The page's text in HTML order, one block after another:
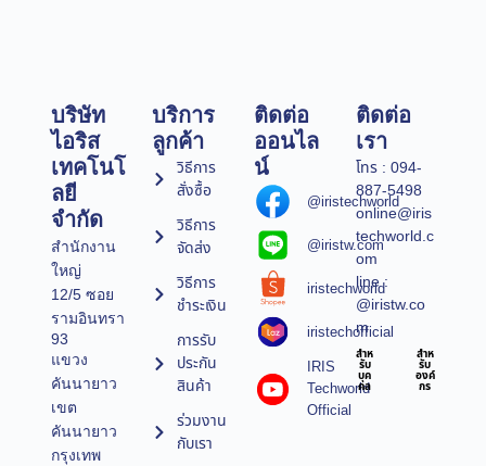
บริษัท
ไอริส
เทคโนโ
ลยี
จำกัด
สำนักงาน
ใหญ่
12/5 ซอย
รามอินทรา
93
แขวง
คันนายาว
เขต
คันนายาว
กรุงเทพ
บริการ
ลูกค้า
วิธีการ
สั่งซื้อ
วิธีการ
จัดส่ง
วิธีการ
ชำระเงิน
การรับ
ประกัน
สินค้า
ร่วมงาน
กับเรา
ติดต่อ
ออนไล
น์
@iristechworld
@iristw.com
iristechworld
iristechofficial
IRIS
Techworld
Official
ติดต่อ
เรา
โทร : 094-
887-5498
online@iris
techworld.c
om
line :
@iristw.co
m
สำห
รับ
บุค
คล
สำห
รับ
องค์
กร